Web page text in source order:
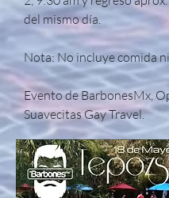
del mismo día.
Nota: No incluye comida
Evento de BarbonesMx,
Suavecitas Gay Travel.